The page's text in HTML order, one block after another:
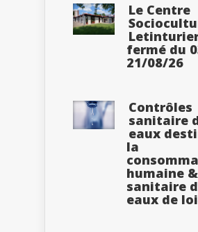
Le Centre
fermé du
21/08/26
Contrôles
sanitaire
eaux
la
humaine &
sanitaire
eaux de